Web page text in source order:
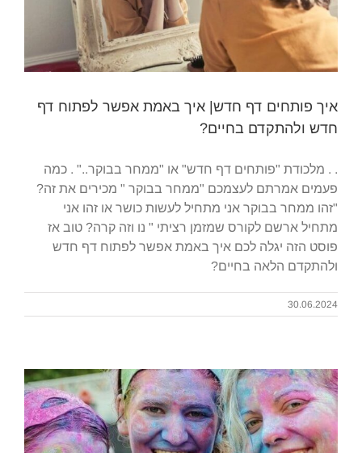
איך פותחים דף חדש| איך באמת אפשר לפתוח דף
חדש ולהתקדם בחיים?
. . מלכודת "פותחים דף חדש" או "ממחר בבוקר.." . כמה
פעמים אמרתם לעצמכם "ממחר בבוקר " מכירים את זה?
"זהו ממחר בבוקר אני מתחיל לעשות כושר או זהו אני
מתחיל ארשם לקורס שמזמן רציתי " נו וזה קרה? טוב אז
פוסט הזה יגלה לכם איך באמת אפשר לפתוח דף חדש
ולהתקדם הלאה בחיים?
30.06.2024
קבל/י את המדריך שיעזור לך,
להגיע להערכה עצמית גבוהה​